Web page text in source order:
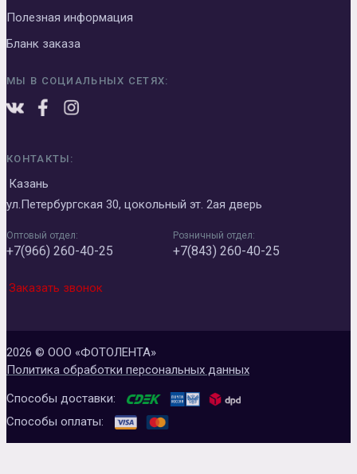
Полезная информация
Бланк заказа
МЫ В СОЦИАЛЬНЫХ СЕТЯХ:
КОНТАКТЫ:
Казань
ул.Петербургская 30, цокольный эт. 2ая дверь
Оптовый отдел:
+7(966) 260-40-25
Розничный отдел:
+7(843) 260-40-25
Заказать звонок
2026 © ООО «ФОТОЛЕНТА»
Политика обработки персональных данных
Способы доставки:
Способы оплаты: